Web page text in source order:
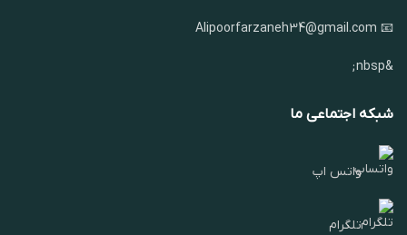
📧 Alipoorfarzaneh34@gmail.com
&nbsp;
شبکه اجتماعی ما
واتس اپ
تلگرام